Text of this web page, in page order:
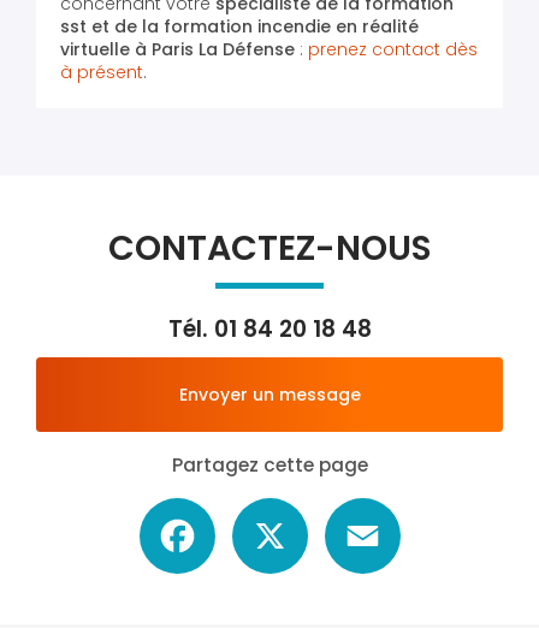
sst et de la formation incendie en réalité
virtuelle à Paris La Défense : prenez contact dès
à présent.
CONTACTEZ-NOUS
Tél. 01 84 20 18 48
Envoyer un message
Partagez cette page
Facebook